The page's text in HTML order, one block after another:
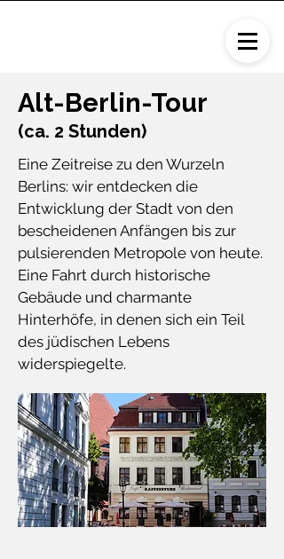
Alt-Berlin-Tour
(ca. 2 Stunden)
Eine Zeitreise zu den Wurzeln
Berlins: wir entdecken die
Entwicklung der Stadt von den
bescheidenen Anfängen bis zur
pulsierenden Metropole von heute.
Eine Fahrt durch historische
Gebäude und charmante
Hinterhöfe, in denen sich ein Teil
des jüdischen Lebens
widerspiegelte.